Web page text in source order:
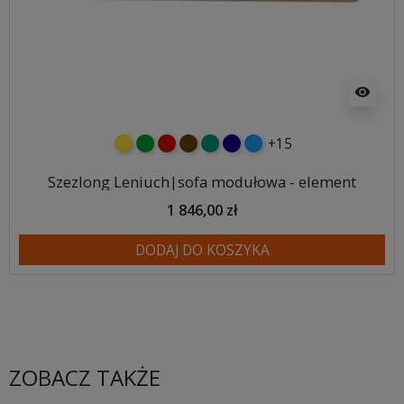
visibility
żółtyzielonyczerwony
czekoladowy
turkusowy
granatowy
niebieski
+15
Szezlong Leniuch|sofa modułowa - element
1 846,00 zł
DODAJ DO KOSZYKA
ZOBACZ TAKŻE